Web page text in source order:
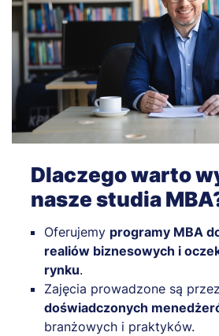
Dlaczego warto
nasze studia
Oferujemy programy MBA
realiów biznesowych i
rynku.
Zajęcia prowadzone są przez
doświadczonych
branżowych i praktyków.